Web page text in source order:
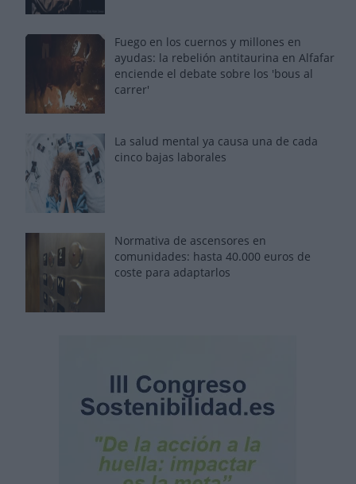
Fuego en los cuernos y millones en
ayudas: la rebelión antitaurina en Alfafar
enciende el debate sobre los 'bous al
carrer'
La salud mental ya causa una de cada
cinco bajas laborales
Normativa de ascensores en
comunidades: hasta 40.000 euros de
coste para adaptarlos